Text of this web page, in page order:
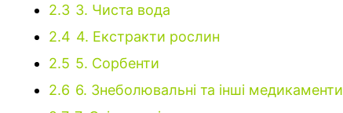
2.3 3. Чиста вода
2.4 4. Екстракти рослин
2.5 5. Сорбенти
2.6 6. Знеболювальні та інші медикаменти